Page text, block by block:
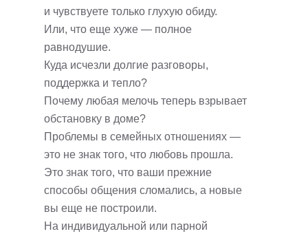
и чувствуете только глухую обиду.
Или, что еще хуже — полное
равнодушие.
Куда исчезли долгие разговоры,
поддержка и тепло?
Почему любая мелочь теперь взрывает
обстановку в доме?
Проблемы в семейных отношениях —
это не знак того, что любовь прошла.
Это знак того, что ваши прежние
способы общения сломались, а новые
вы еще не построили.
На индивидуальной или парной